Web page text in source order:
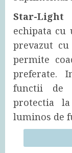
Star-Light
echipata
prevazut
permite
preferate.
functii de
protectia
luminos de